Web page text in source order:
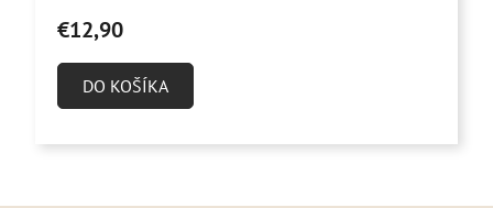
produktu
z
€12,90
DO KOŠÍKA